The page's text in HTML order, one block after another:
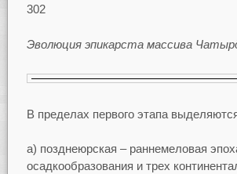
302
Эволюция эпикарста массива
В пределах первого этапа
а) позднеюрская – раннемеловая
осадкообразования и трех